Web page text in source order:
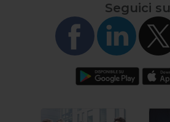
Seguici su